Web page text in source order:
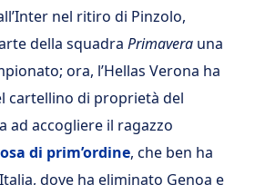
nel ritiro di Pinzolo,
della squadra Primavera una
ora, l’Hellas Verona ha
cartellino di proprietà del
ad accogliere il ragazzo
di prim’ordine, che ben ha
dove ha eliminato Genoa e